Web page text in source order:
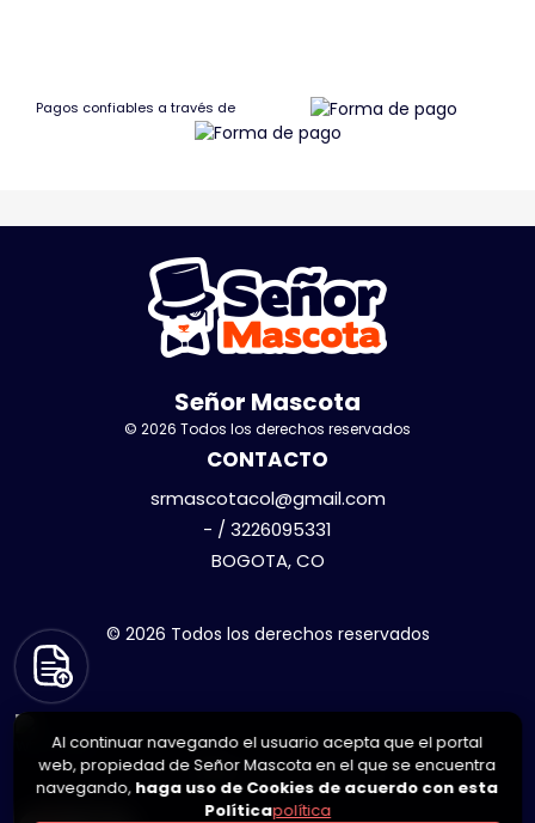
Pagos confiables a través de
Señor Mascota
© 2026 Todos los derechos reservados
CONTACTO
srmascotacol@gmail.com
- / 3226095331
BOGOTA, CO
© 2026 Todos los derechos reservados
Al continuar navegando el usuario acepta que el portal
web, propiedad de Señor Mascota en el que se encuentra
navegando, haga uso de Cookies de acuerdo con esta
Políticapolítica